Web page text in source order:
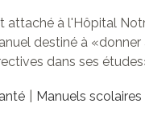
attaché à l'Hôpital
destiné à
dans ses
Manuels scolaires